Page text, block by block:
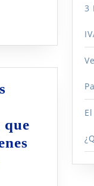
Grandes
3